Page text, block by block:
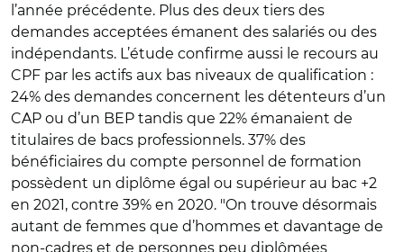
l’année précédente. Plus des deux tiers des
demandes acceptées émanent des salariés ou des
indépendants. L’étude confirme aussi le recours au
CPF par les actifs aux bas niveaux de qualification :
24% des demandes concernent les détenteurs d’un
CAP ou d’un BEP tandis que 22% émanaient de
titulaires de bacs professionnels. 37% des
bénéficiaires du compte personnel de formation
possèdent un diplôme égal ou supérieur au bac +2
en 2021, contre 39% en 2020. "On trouve désormais
autant de femmes que d’hommes et davantage de
non-cadres et de personnes peu diplômées